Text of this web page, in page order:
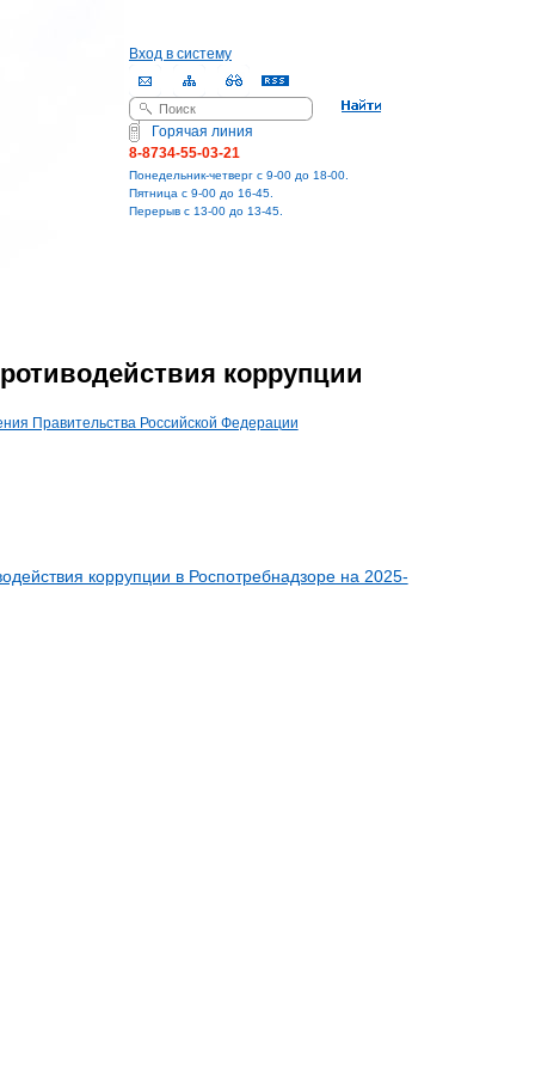
Вход в систему
Форма поиска
Поиск
Горячая линия
8-8734-55-03-21
Понедельник-четверг с 9-00 до 18-00.
Пятница с 9-00 до 16-45.
Перерыв с 13-00 до 13-45.
коррупции
Правительства Российской Федерации
коррупции в Роспотребнадзоре на 2025-